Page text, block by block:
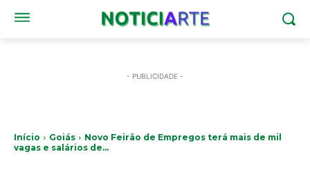
- PUBLICIDADE -
Início Goiás
Novo Feirão de Empregos terá mais de mil
vagas e salários de...